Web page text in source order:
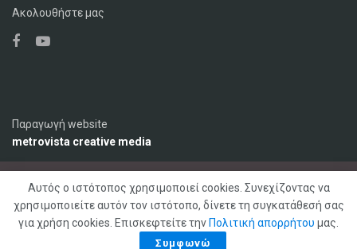
Ακολουθήστε μας
Παραγωγή website
metrovista creative media
Ο Σταθμός Διαφήμιση
Επικοινωνία
Πολιτική Απορρήτου
© 2020 ΣΚΑΪ ΚΡΗΤΗΣ 92,1 FM, Με επιφύλαξη παντός δικαιώματος
Αυτός ο ιστότοπος χρησιμοποιεί cookies. Συνεχίζοντας να
χρησιμοποιείτε αυτόν τον ιστότοπο, δίνετε τη συγκατάθεσή σας
για χρήση cookies. Επισκεφτείτε την Πολιτική απορρήτου μας.
Συμφωνώ